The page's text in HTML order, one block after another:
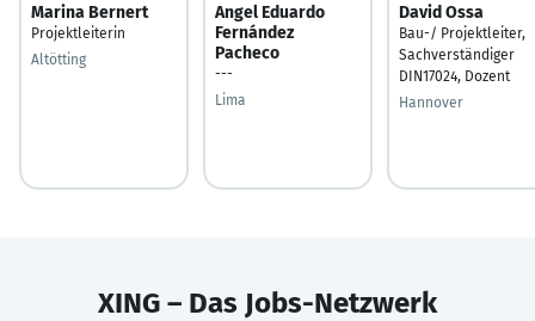
Marina Bernert
Projektleiterin
Altötting
Angel Eduardo
Fernández
Pacheco
---
Lima
David Ossa
Bau-/ Projektleiter,
Sachverständiger
DIN17024, Dozent
Hannover
XING – Das Jobs-Netzwerk